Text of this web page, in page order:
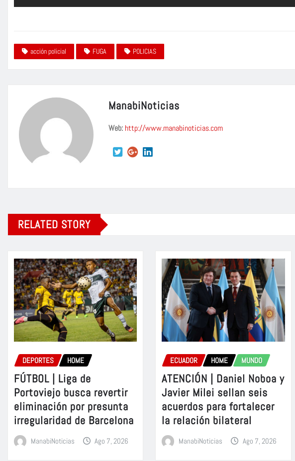
acción policial FUGA POLICIAS
ManabiNoticias
Web: http://www.manabinoticias.com
RELATED STORY
DEPORTES HOME
FÚTBOL | Liga de
Portoviejo busca revertir
eliminación por presunta
irregularidad de Barcelona
ManabiNoticias Ago 7, 2026
ECUADOR HOME MUNDO
ATENCIÓN | Daniel Noboa y
Javier Milei sellan seis
acuerdos para fortalecer
la relación bilateral
ManabiNoticias Ago 7, 2026